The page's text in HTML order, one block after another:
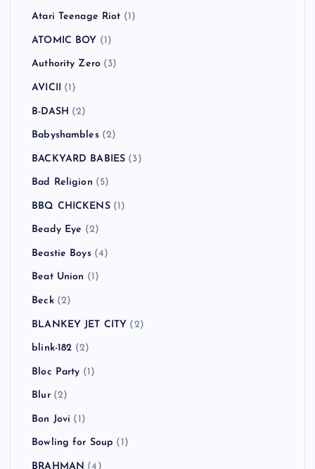
Atari Teenage Riot (1)
ATOMIC BOY (1)
Authority Zero (3)
AVICII (1)
B-DASH (2)
Babyshambles(2)
BACKYARD BABIES (3)
Bad Religion (5)
BBQ CHICKENS(1)
Beady Eye (2)
Beastie Boys(4)
Beat Union (1)
Beck(2)
BLANKEY JET CITY (2)
blink-182 (2)
Bloc Party (1)
Blur(2)
Bon Jovi (1)
Bowling for Soup (1)
BRAHMAN (4)